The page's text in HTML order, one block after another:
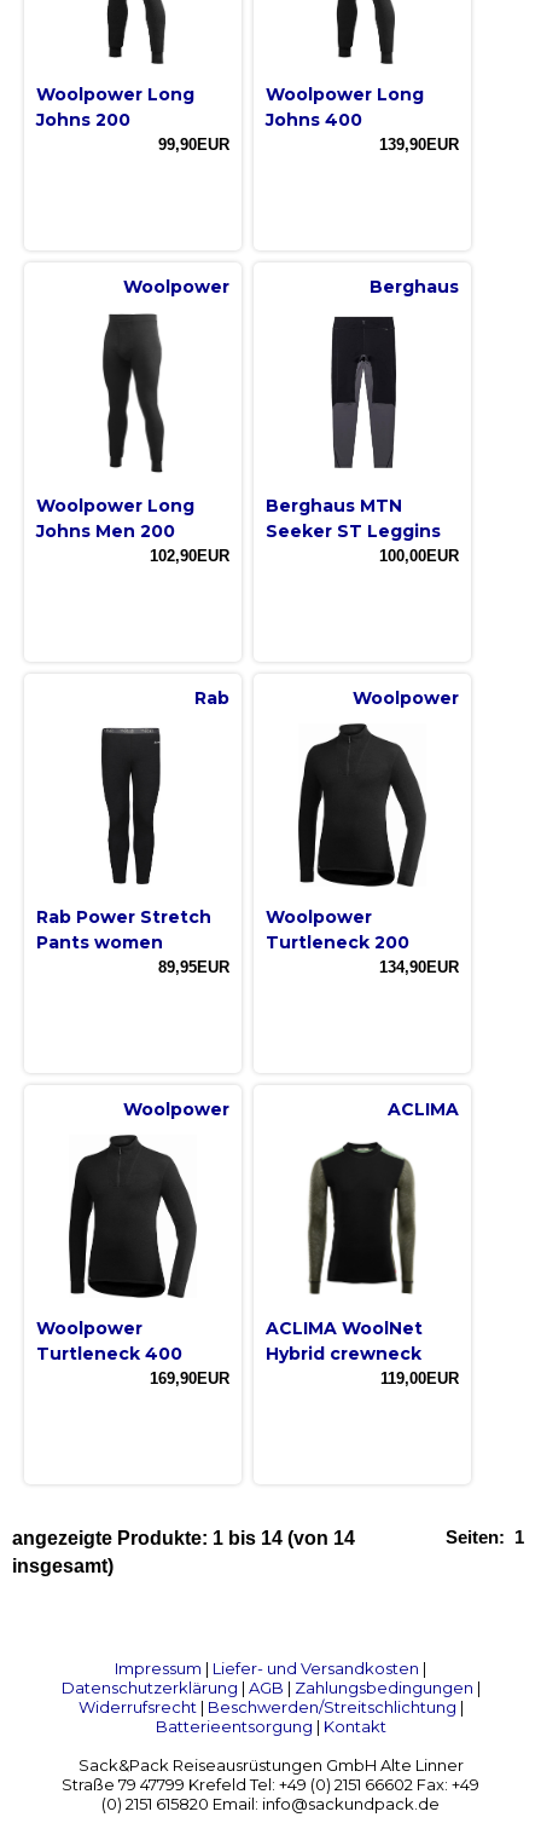
Woolpower Long
Johns 200
99,90EUR
Woolpower Long
Johns 400
139,90EUR
Woolpower
Woolpower Long
Johns Men 200
102,90EUR
Berghaus
Berghaus MTN
Seeker ST Leggins
100,00EUR
Rab
Rab Power Stretch
Pants women
89,95EUR
Woolpower
Woolpower
Turtleneck 200
134,90EUR
Woolpower
Woolpower
Turtleneck 400
169,90EUR
ACLIMA
ACLIMA WoolNet
Hybrid crewneck
119,00EUR
Seiten: 1
angezeigte Produkte: 1 bis 14 (von 14
insgesamt)
Impressum | Liefer- und Versandkosten |
Datenschutzerklärung | AGB | Zahlungsbedingungen |
Widerrufsrecht | Beschwerden/Streitschlichtung |
Batterieentsorgung | Kontakt
Sack&Pack Reiseausrüstungen GmbH Alte Linner
Straße 79 47799 Krefeld Tel: +49 (0) 2151 66602 Fax: +49
(0) 2151 615820 Email: info@sackundpack.de